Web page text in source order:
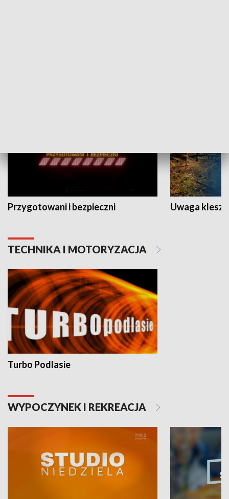
Przygotowani i bezpieczni Uwaga
TECHNIKA I MOTORYZACJA
Turbo Podlasie
WYPOCZYNEK I REKREACJA